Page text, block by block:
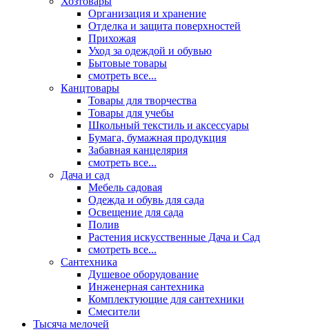
Организация и хранение
Отделка и защита поверхностей
Прихожая
Уход за одеждой и обувью
Бытовые товары
смотреть все...
Канцтовары
Товары для творчества
Товары для учебы
Школьный текстиль и аксессуары
Бумага, бумажная продукция
Забавная канцелярия
смотреть все...
Дача и сад
Мебель садовая
Одежда и обувь для сада
Освещение для сада
Полив
Растения искусственные Дача и Сад
смотреть все...
Сантехника
Душевое оборудование
Инженерная сантехника
Комплектующие для сантехники
Смесители
Тысяча мелочей